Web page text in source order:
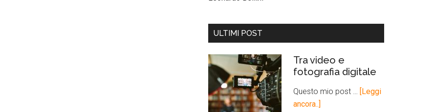
ULTIMI POST
Tra video e
fotografia digitale
Questo mio post …
[Leggi
ancora..]